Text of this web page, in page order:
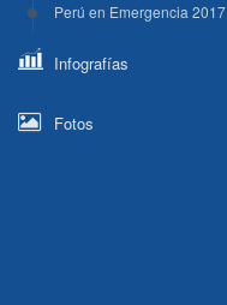
Perú en Emergencia 2017
Infografías
Fotos